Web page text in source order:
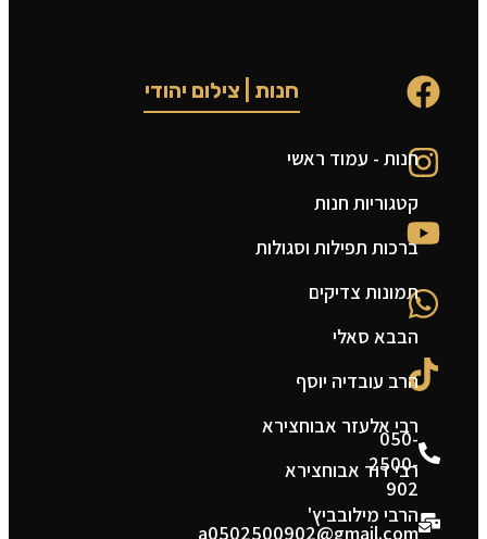
050-
2500-
902
a0502500902@gmail.com
חנות | צילום יהודי
חנות - עמוד ראשי
קטגוריות חנות
ברכות תפילות וסגולות
תמונות צדיקים
הבבא סאלי
הרב עובדיה יוסף
רבי אלעזר אבוחצירא
רבי דוד אבוחצירא
הרבי מילובביץ'